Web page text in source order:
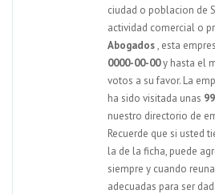
ciudad o poblacion de
actividad comercial o
Abogados, esta
0000-00-00y hasta el
votos a su favor. La
ha sido visitada unas
nuestro directorio de
Recuerde que si usted
la de la ficha, puede
siempre y cuando
adecuadas para ser